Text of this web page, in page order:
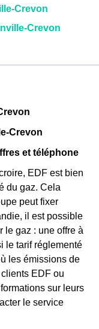
Crevon
Crevon
Crevon
et téléphone
EDF est bien
du gaz. Cela
peut fixer
il est possible
le gaz : une offre à
le tarif réglementé
les émissions de
EDF ou
sur leurs
le service